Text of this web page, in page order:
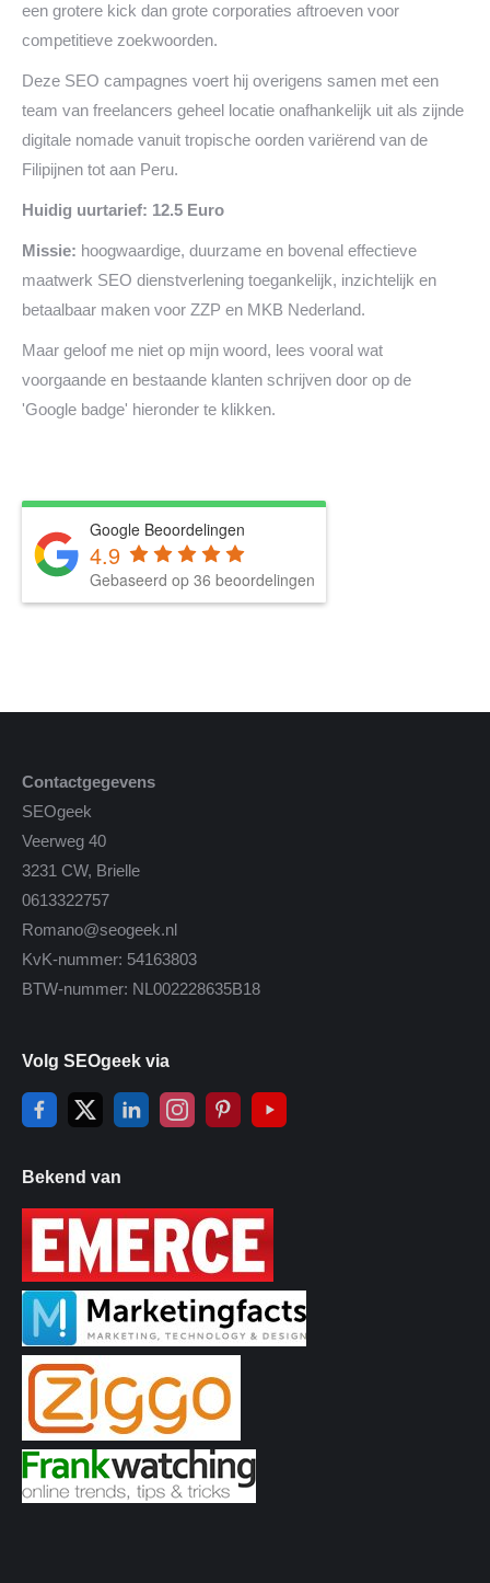
een grotere kick dan grote corporaties aftroeven voor
competitieve zoekwoorden.
Deze SEO campagnes voert hij overigens samen met een
team van freelancers geheel locatie onafhankelijk uit als zijnde
digitale nomade vanuit tropische oorden variërend van de
Filipijnen tot aan Peru.
Huidig uurtarief: 12.5 Euro
Missie: hoogwaardige, duurzame en bovenal effectieve
maatwerk SEO dienstverlening toegankelijk, inzichtelijk en
betaalbaar maken voor ZZP en MKB Nederland.
Maar geloof me niet op mijn woord, lees vooral wat
voorgaande en bestaande klanten schrijven door op de
'Google badge' hieronder te klikken.
Google Beoordelingen
4.9
Gebaseerd op 36 beoordelingen
Contactgegevens
SEOgeek
Veerweg 40
3231 CW, Brielle
0613322757
Romano@seogeek.nl
KvK-nummer: 54163803
BTW-nummer: NL002228635B18
Volg SEOgeek via
Bekend van